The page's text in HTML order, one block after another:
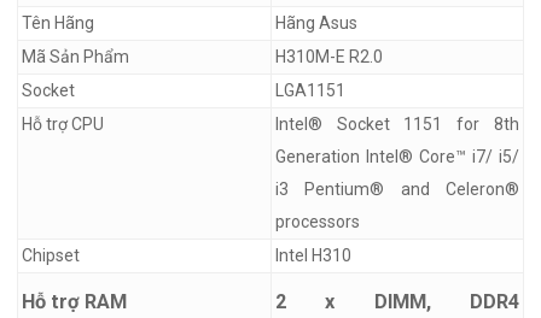
Tên Hãng
Hãng Asus
Mã Sản Phẩm
H310M-E R2.0
Socket
LGA1151
Hỗ trợ CPU
Intel® Socket 1151 for 8th
Generation Intel® Core™ i7/ i5/
i3 Pentium® and Celeron®
processors
Chipset
Intel H310
Hỗ trợ RAM
2 x DIMM, DDR4